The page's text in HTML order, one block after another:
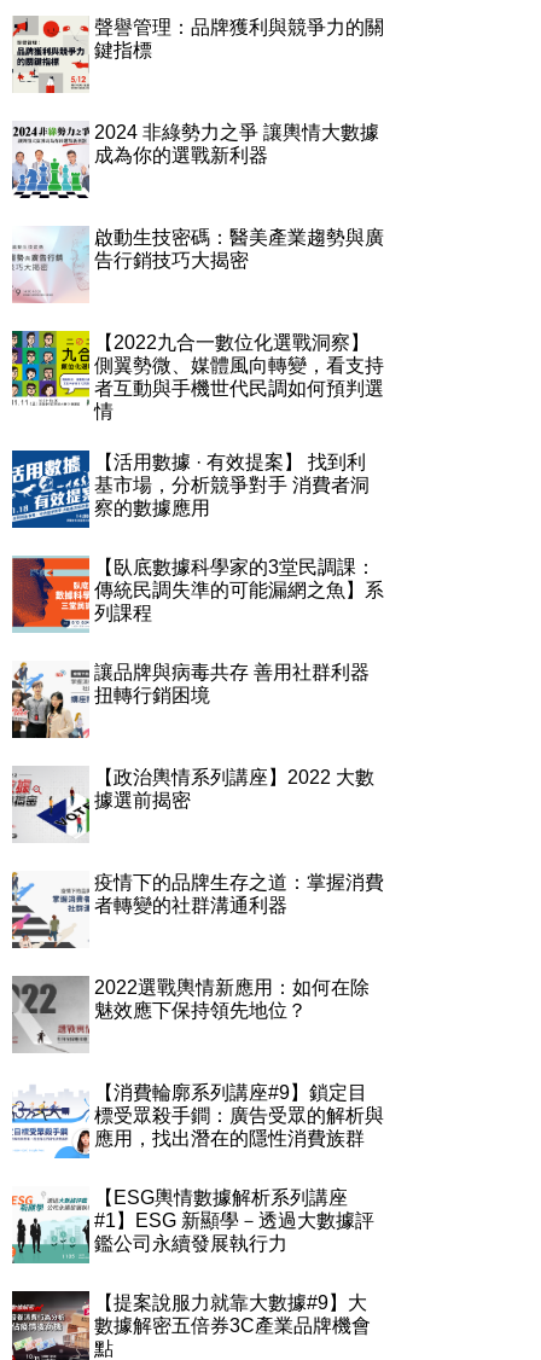
聲譽管理：品牌獲利與競爭力的關
鍵指標
2024 非綠勢力之爭 讓輿情大數據
成為你的選戰新利器
啟動生技密碼：醫美產業趨勢與廣
告行銷技巧大揭密
【2022九合一數位化選戰洞察】
側翼勢微、媒體風向轉變，看支持
者互動與手機世代民調如何預判選
情
【活用數據 · 有效提案】 找到利
基市場，分析競爭對手 消費者洞
察的數據應用
【臥底數據科學家的3堂民調課：
傳統民調失準的可能漏網之魚】系
列課程
讓品牌與病毒共存 善用社群利器
扭轉行銷困境
【政治輿情系列講座】2022 大數
據選前揭密
疫情下的品牌生存之道：掌握消費
者轉變的社群溝通利器
2022選戰輿情新應用：如何在除
魅效應下保持領先地位？
【消費輪廓系列講座#9】鎖定目
標受眾殺手鐧：廣告受眾的解析與
應用，找出潛在的隱性消費族群
【ESG輿情數據解析系列講座
#1】ESG 新顯學－透過大數據評
鑑公司永續發展執行力
【提案說服力就靠大數據#9】大
數據解密五倍券3C產業品牌機會
點